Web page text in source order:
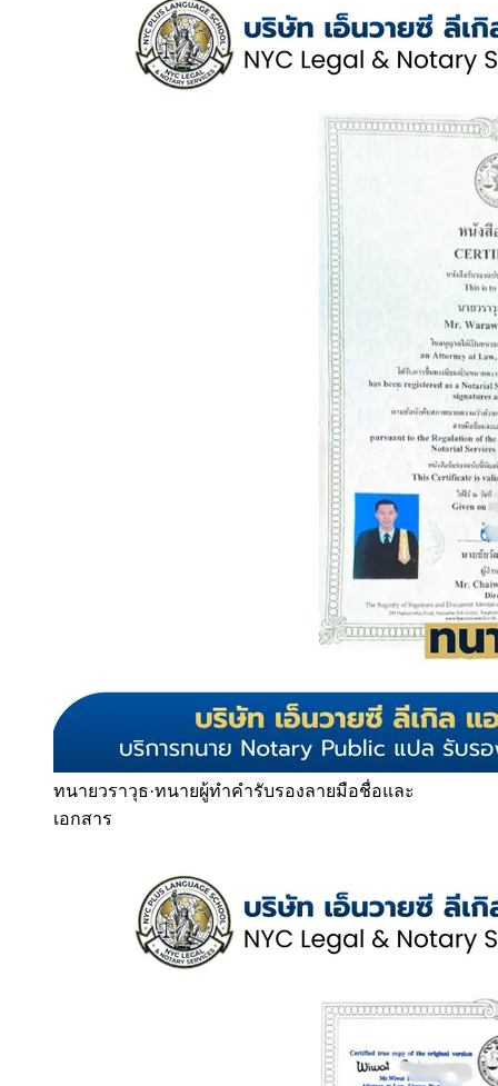
ทนายวราวุธ·ทนายผู้ทำคำรับรองลายมือชื่อและ
เอกสาร